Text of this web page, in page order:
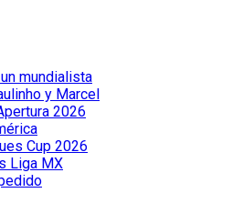
mundialista
y Marcel
2026
Cup 2026
Liga MX